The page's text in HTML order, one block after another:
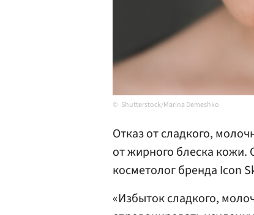
Shutterstock/Marina Demeshko
Отказ от сладкого,
от жирного блеска кожи.
косметолог бренда Icon
«Избыток сладкого,